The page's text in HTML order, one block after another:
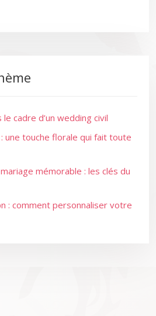
le cadre d’un wedding civil
une touche florale qui fait toute
mémorable : les clés du
: comment personnaliser votre